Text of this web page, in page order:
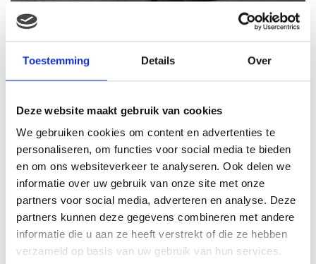
Toestemming Details Over
Deze website maakt gebruik van cookies
We gebruiken cookies om content en advertenties te
personaliseren, om functies voor social media te bieden
en om ons websiteverkeer te analyseren. Ook delen we
informatie over uw gebruik van onze site met onze
partners voor social media, adverteren en analyse. Deze
partners kunnen deze gegevens combineren met andere
informatie die u aan ze heeft verstrekt of die ze hebben
verzameld op basis van uw gebruik van hun services.
Alessio-Elijah – 27 Mei 2017, 3160gram,
50cm
Ben je zenuwachtig? De vraag die ik om de haverklap
wachten stond. Ergens misschien toch een beetje
zenuwachtig omdat ik bang was dat ik een totaal
andere bevalling zou krijgen. Ondanks de eeuwige
weeën die ik had bij Shay, kijk ik meer dan goed terug
op mijn bevalling. Nadat ze geboren was had ik het
gevoel dat ik nog een elftal op de wereld zou kunnen
zetten. Dat meen ik.
Ik voelde iets rommelen in mijn buik